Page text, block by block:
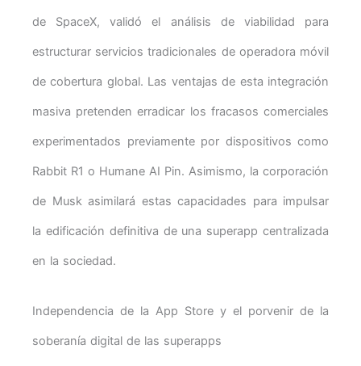
de SpaceX, validó el análisis de viabilidad para
estructurar servicios tradicionales de operadora móvil
de cobertura global. Las ventajas de esta integración
masiva pretenden erradicar los fracasos comerciales
experimentados previamente por dispositivos como
Rabbit R1 o Humane AI Pin. Asimismo, la corporación
de Musk asimilará estas capacidades para impulsar
la edificación definitiva de una superapp centralizada
en la sociedad.
Independencia de la App Store y el porvenir de la
soberanía digital de las superapps